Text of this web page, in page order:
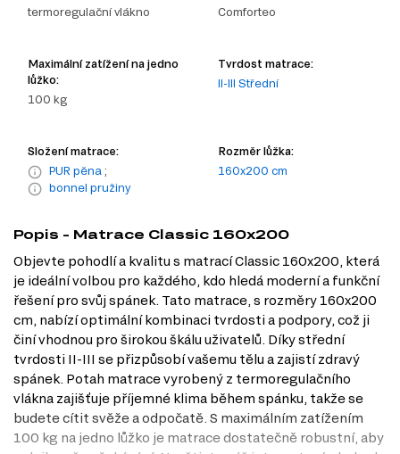
termoregulační vlákno
Comforteo
Maximální zatížení na jedno
lůžko:
100 kg
Tvrdost matrace:
II-III Střední
Složení matrace:
PUR pěna ;
bonnel pružiny
Rozměr lůžka:
160x200 cm
Popis - Matrace Classic 160x200
Objevte pohodlí a kvalitu s matrací Classic 160x200, která
je ideální volbou pro každého, kdo hledá moderní a funkční
řešení pro svůj spánek. Tato matrace, s rozměry 160x200
cm, nabízí optimální kombinaci tvrdosti a podpory, což ji
činí vhodnou pro širokou škálu uživatelů. Díky střední
tvrdosti II-III se přizpůsobí vašemu tělu a zajistí zdravý
spánek. Potah matrace vyrobený z termoregulačního
vlákna zajišťuje příjemné klima během spánku, takže se
budete cítit svěže a odpočatě. S maximálním zatížením
100 kg na jedno lůžko je matrace dostatečně robustní, aby